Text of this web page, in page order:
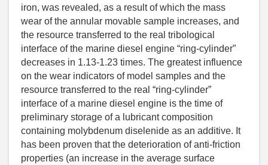
iron, was revealed, as a result of which the mass
wear of the annular movable sample increases, and
the resource transferred to the real tribological
interface of the marine diesel engine “ring-cylinder”
decreases in 1.13-1.23 times. The greatest influence
on the wear indicators of model samples and the
resource transferred to the real “ring-cylinder”
interface of a marine diesel engine is the time of
preliminary storage of a lubricant composition
containing molybdenum diselenide as an additive. It
has been proven that the deterioration of anti-friction
properties (an increase in the average surface